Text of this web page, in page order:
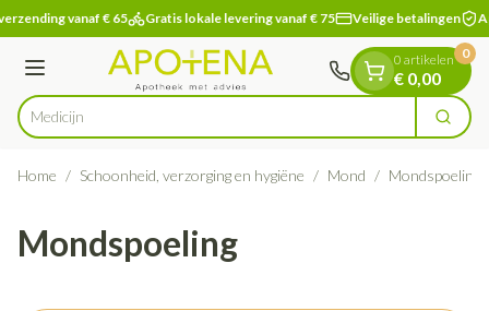
Ga naar de inhoud
1 van 1vanaf € 65 Gratis lokale levering vanaf € 75 Veilige betalingen
Menu
Product, merk, categorie... Zoek
0 artikelen
€ 0,00
0
Home / Schoonheid, verzorging en hygiëne / Mond / Mondspoeling
Mondspoeling